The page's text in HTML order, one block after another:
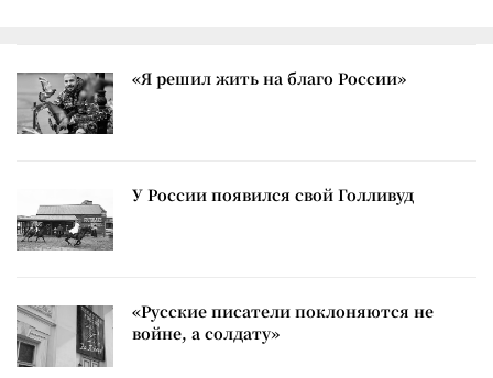
«Я решил жить на благо России»
У России появился свой Голливуд
«Русские писатели поклоняются не
войне, а солдату»